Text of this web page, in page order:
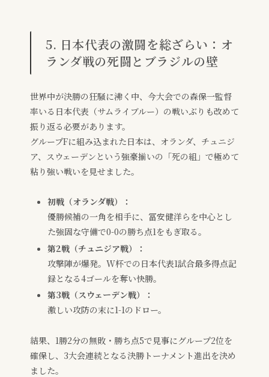
5. 日本代表の激闘を総ざらい：オ
ランダ戦の死闘とブラジルの壁
世界中が決勝の狂騒に沸く中、今大会での森保一監督
率いる日本代表（サムライブルー）の戦いぶりも改めて
振り返る必要があります。
グループFに組み込まれた日本は、オランダ、チュニジ
ア、スウェーデンという強豪揃いの「死の組」で極めて
粘り強い戦いを見せました。
初戦（オランダ戦）：
優勝候補の一角を相手に、冨安健洋らを中心とし
た強固な守備で0-0の勝ち点1をもぎ取る。
第2戦（チュニジア戦）：
攻撃陣が爆発。W杯での日本代表1試合最多得点記
録となる4ゴールを奪い快勝。
第3戦（スウェーデン戦）：
激しい攻防の末に1-1のドロー。
結果、1勝2分の無敗・勝ち点5で見事にグループ2位を
確保し、3大会連続となる決勝トーナメント進出を決め
ました。